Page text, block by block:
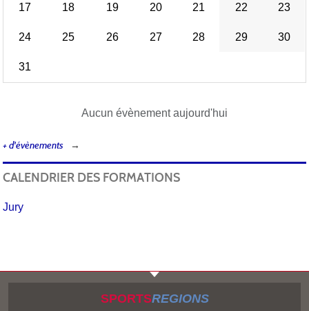
17 18 19 20 21 22 23
24 25 26 27 28 29 30
31
Aucun évènement aujourd'hui
+ d'évènements
CALENDRIER DES FORMATIONS
Jury
SPORTSREGIONS